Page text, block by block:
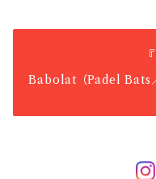
Babolat （Padel Bats